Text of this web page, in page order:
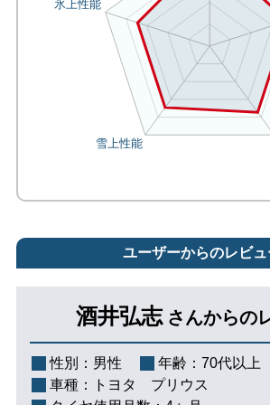
ユーザーからのレビュ
酒井弘志 さんからの
性別： 男性 年齢： 70代以上
車種：
トヨタ プリウス